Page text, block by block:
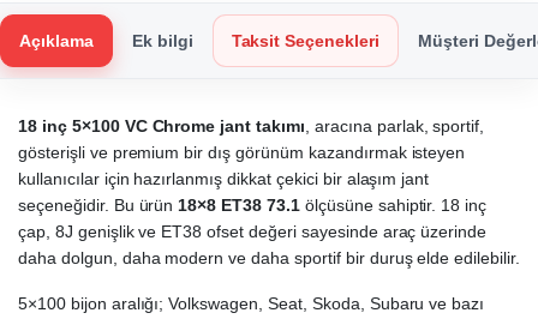
Açıklama Ek bilgi Taksit Seçenekleri Müşteri
18 inç 5×100 VC Chrome jant takımı , aracına parlak, sportif,
gösterişli ve premium bir dış görünüm kazandırmak isteyen
kullanıcılar için hazırlanmış dikkat çekici bir alaşım jant
seçeneğidir. Bu ürün 18×8 ET38 73.1ölçüsüne sahiptir. 18 inç
çap, 8J genişlik ve ET38 ofset değeri sayesinde araç üzerinde
daha dolgun, daha modern ve daha sportif bir duruş elde edilebilir.
5×100 bijon aralığı; Volkswagen, Seat, Skoda, Subaru ve bazı